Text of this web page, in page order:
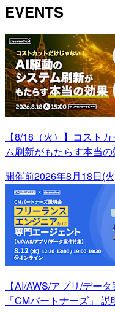
EVENTS
【8/18（火）】コスト
ム刷新がもたらす本当
開催前2026年8月18日(
【AI/AWS/アプリ/デー
「CMパートナーズ」